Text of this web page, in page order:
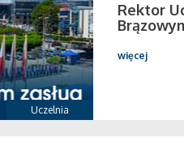
Uczelnia
Rektor
więcej